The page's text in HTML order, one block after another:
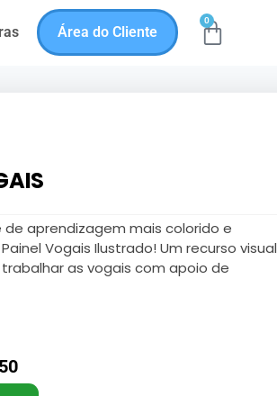
Área do Cliente
0
de aprendizagem mais colorido e
Vogais Ilustrado! Um recurso visual
as vogais com apoio de